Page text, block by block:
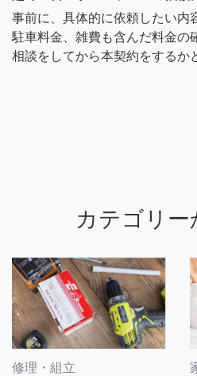
事前に、具体的に依頼したい内
駐車料金、雑費も含んだ料金の
相談をしてから本契約をするか
カテゴリー
修理・組立